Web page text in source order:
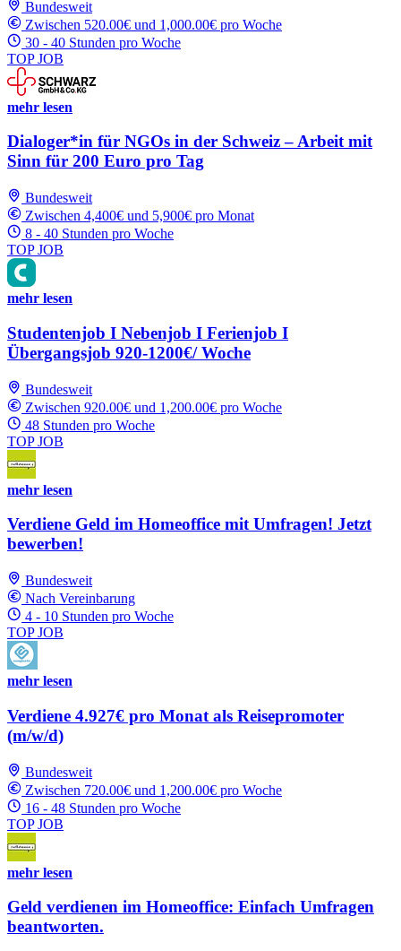
Bundesweit
Zwischen 520.00€ und 1,000.00€ pro Woche
30 - 40 Stunden pro Woche
TOP JOB
mehr lesen
Dialoger*in für NGOs in der Schweiz – Arbeit mit
Sinn für 200 Euro pro Tag
Bundesweit
Zwischen 4,400€ und 5,900€ pro Monat
8 - 40 Stunden pro Woche
TOP JOB
mehr lesen
Studentenjob I Nebenjob I Ferienjob I
Übergangsjob 920-1200€/ Woche
Bundesweit
Zwischen 920.00€ und 1,200.00€ pro Woche
48 Stunden pro Woche
TOP JOB
mehr lesen
Verdiene Geld im Homeoffice mit Umfragen! Jetzt
bewerben!
Bundesweit
Nach Vereinbarung
4 - 10 Stunden pro Woche
TOP JOB
mehr lesen
Verdiene 4.927€ pro Monat als Reisepromoter
(m/w/d)
Bundesweit
Zwischen 720.00€ und 1,200.00€ pro Woche
16 - 48 Stunden pro Woche
TOP JOB
mehr lesen
Geld verdienen im Homeoffice: Einfach Umfragen
beantworten.